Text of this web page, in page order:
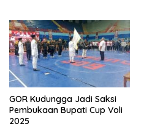
GOR Kudungga Jadi Saksi
Pembukaan Bupati Cup Voli
2025